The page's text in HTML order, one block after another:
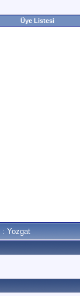
Üye Listesi
: Yozgat